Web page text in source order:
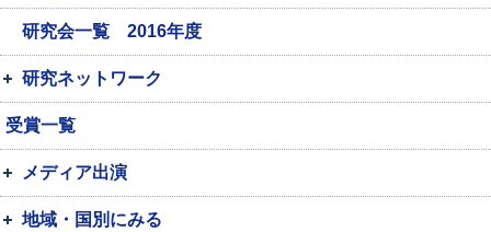
研究会一覧 2016年度
研究ネットワーク
受賞一覧
メディア出演
地域・国別にみる